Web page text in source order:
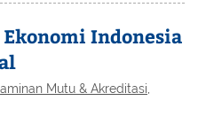
Indonesia
Mutu & Akreditasi